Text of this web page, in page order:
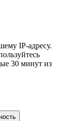
IP-адресу.
30 минут из